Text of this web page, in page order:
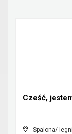
Cześć,
Spalona/